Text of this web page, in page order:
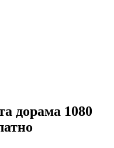
дорама 1080